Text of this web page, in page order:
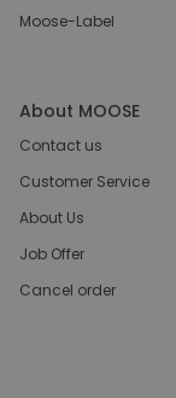
Moose-Label
About MOOSE
Contact us
Customer Service
About Us
Job Offer
Cancel order